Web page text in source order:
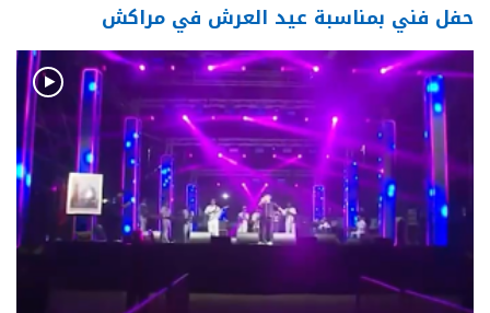
حفل فني بمناسبة عيد العرش في مراكش